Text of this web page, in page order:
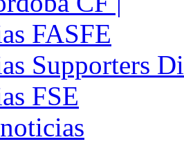
FASFE
Supporters
FSE